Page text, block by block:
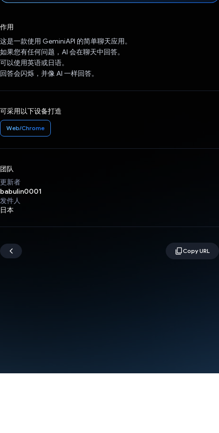
作用
这是一款使用 GeminiAPI 的简单聊天应用。
如果您有任何问题，AI 会在聊天中回答。
可以使用英语或日语。
回答会闪烁，并像 AI 一样回答。
可采用以下设备打造
Web/Chrome
团队
更新者
babulin0001
发件人
日本